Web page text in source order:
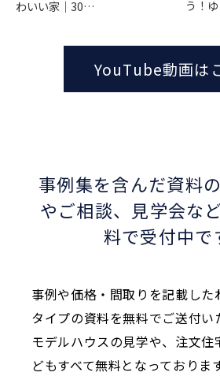
わいい家｜30…
う！
YouTube動画は
事例集を含んだ資料
やご相談、 見学会な
料で受付中で
事例や価格・間取りを記載した
タイプの資料を無料でご送付い
モデルハウスの見学や、注文住
どもすべて無料となっておりま